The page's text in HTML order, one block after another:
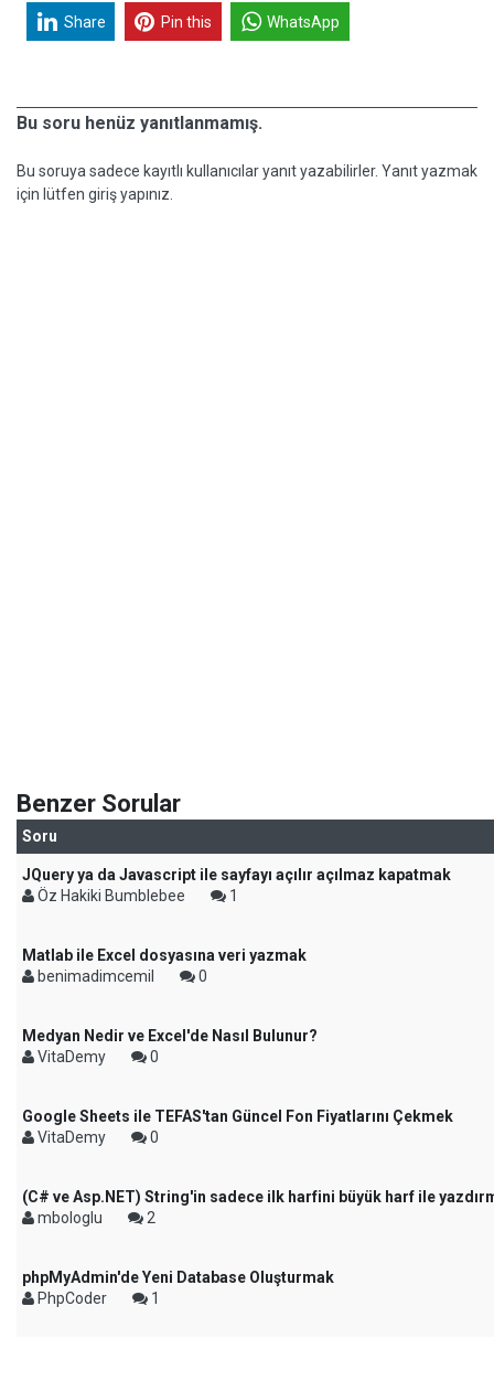
Share Pin this WhatsApp
Bu soru henüz yanıtlanmamış.
Bu soruya sadece kayıtlı kullanıcılar yanıt yazabilirler. Yanıt yazmak
için lütfen giriş yapınız.
Benzer Sorular
Soru
JQuery ya da Javascript ile sayfayı açılır açılmaz kapatmak
Öz Hakiki Bumblebee
1
Matlab ile Excel dosyasına veri yazmak
benimadimcemil
0
Medyan Nedir ve Excel'de Nasıl Bulunur?
VitaDemy
0
Google Sheets ile TEFAS'tan Güncel Fon Fiyatlarını Çekmek
VitaDemy
0
(C# ve Asp.NET) String'in sadece ilk harfini büyük harf ile
mbologlu
2
phpMyAdmin'de Yeni Database Oluşturmak
PhpCoder
1